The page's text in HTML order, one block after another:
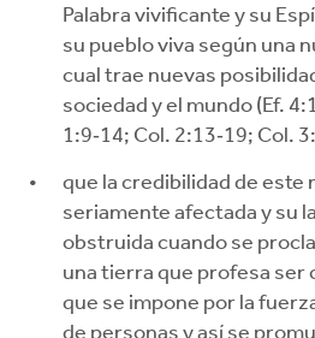
Palabra vivificante y su
su pueblo viva según una
cual trae nuevas
sociedad y el mundo (Ef.
1:9‐14; Col. 2:13‐19; Col.
que la credibilidad de este
seriamente afectada y su
obstruida cuando se
una tierra que profesa ser
que se impone por la